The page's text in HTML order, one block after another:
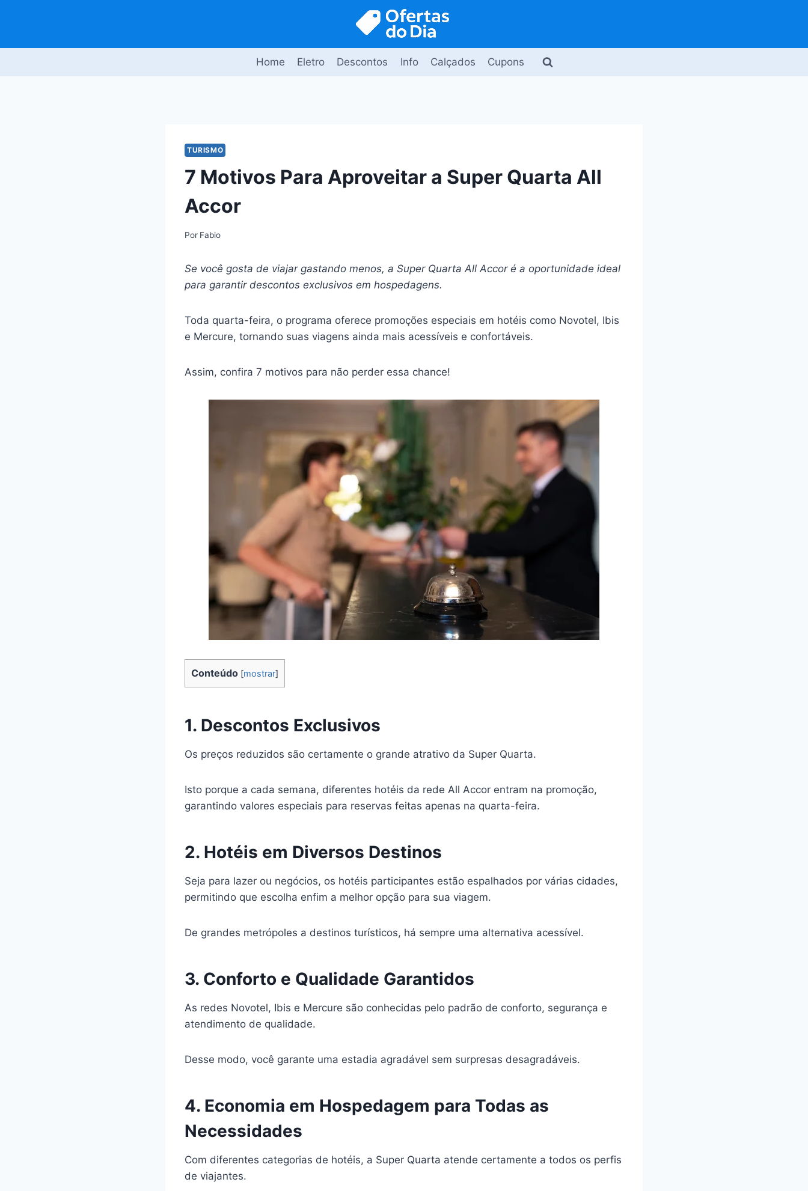
Home Eletro Descontos Info Calçados Cupons
TURISMO
7 Motivos Para Aproveitar a Super Quarta All
Accor
Por Fabio
Se você gosta de viajar gastando menos, a Super Quarta All Accor é a oportunidade ideal
para garantir descontos exclusivos em hospedagens.
Toda quarta-feira, o programa oferece promoções especiais em hotéis como Novotel, Ibis
e Mercure, tornando suas viagens ainda mais acessíveis e confortáveis.
Assim, confira 7 motivos para não perder essa chance!
Conteúdo [mostrar]
1. Descontos Exclusivos
Os preços reduzidos são certamente o grande atrativo da Super Quarta.
Isto porque a cada semana, diferentes hotéis da rede All Accor entram na promoção,
garantindo valores especiais para reservas feitas apenas na quarta-feira.
2. Hotéis em Diversos Destinos
Seja para lazer ou negócios, os hotéis participantes estão espalhados por várias cidades,
permitindo que escolha enfim a melhor opção para sua viagem.
De grandes metrópoles a destinos turísticos, há sempre uma alternativa acessível.
3. Conforto e Qualidade Garantidos
As redes Novotel, Ibis e Mercure são conhecidas pelo padrão de conforto, segurança e
atendimento de qualidade.
Desse modo, você garante uma estadia agradável sem surpresas desagradáveis.
4. Economia em Hospedagem para Todas as
Necessidades
Com diferentes categorias de hotéis, a Super Quarta atende certamente a todos os perfis
de viajantes.